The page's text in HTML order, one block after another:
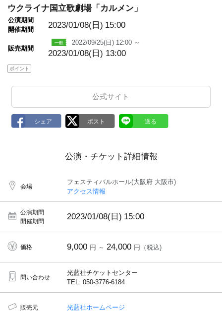
k
ウクライナ国立歌劇場「カルメン」
公演期間
開催期間
2023/01/08(日) 15:00
販売期間
2022/09/25(日) 12:00 ～
2023/01/08(日) 13:00
ポイント
公式サイト
公演・チケット詳細情報
会場
フェスティバルホール(大阪府 大阪市)
アクセス情報
公演期間
開催期間
2023/01/08(日) 15:00
価格 9,000 円 ～ 24,000 円（税込)
問い合わせ
光藍社チケットセンター
TEL: 050-3776-6184
販売元 光藍社ホームページ